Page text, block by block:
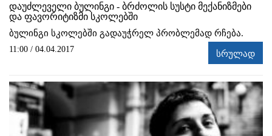
დაუძლეველი ბულინგი - ბრძოლის სუსტი მექანიზმები
და ფავორიტიზმი სკოლებში
ბულინგი სკოლებში გადაუჭრელ პრობლემად რჩება.
11:00 / 04.04.2017 სრულად